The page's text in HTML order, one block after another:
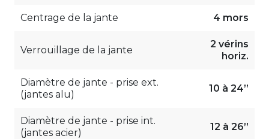
Centrage de la jante 4 mors
Verrouillage de la jante
2 vérins
horiz.
Diamètre de jante - prise ext.
(jantes alu)
10 à 24”
Diamètre de jante - prise int.
(jantes acier)
12 à 26”